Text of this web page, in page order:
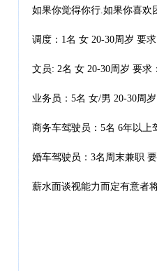
如果你觉得你行.如果你喜欢
调度：1名 女 20-30周岁 要
文员: 2名 女 20-30周岁 要求
业务员：5名 女/男 20-30周岁
商务车驾驶员：5名 6年以上
婚车驾驶员：3名周末兼职
薪水面谈视能力而定有意者